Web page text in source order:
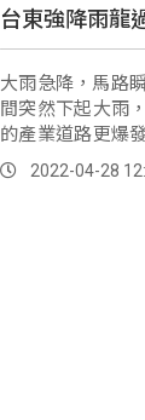
台東強降雨龍
大雨急降，馬路
間突然下起大雨
的產業道路更爆
為路中央甚至冒出
2022-04-28